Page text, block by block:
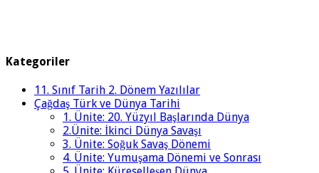
Kategoriler
11. Sınıf Tarih 2. Dönem Yazılılar
Çağdaş Türk ve Dünya Tarihi
1. Ünite: 20. Yüzyıl Başlarında Dünya
2.Ünite: İkinci Dünya Savaşı
3. Ünite: Soğuk Savaş Dönemi
4. Ünite: Yumuşama Dönemi ve Sonrası